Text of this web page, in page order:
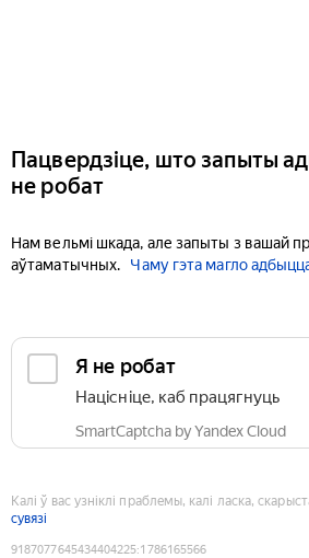
Пацвердзіце, што запыты
не робат
Нам вельмі шкада, але запыты з вашай
аўтаматычных.
Чаму гэта магло
Я не робат
Націсніце, каб працягнуць
SmartCaptcha by Yandex Cloud
Калі ў вас узніклі праблемы, калі ласка,
сувязі
9187077645434404225:1786165566